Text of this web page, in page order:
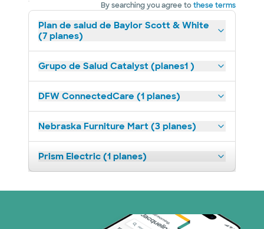
By searching you agree tothese terms
Plan de salud de Baylor Scott & White
(7 planes)
Grupo de Salud Catalyst (planes1 )
DFW ConnectedCare (1 planes)
Nebraska Furniture Mart (3 planes)
Prism Electric (1 planes)